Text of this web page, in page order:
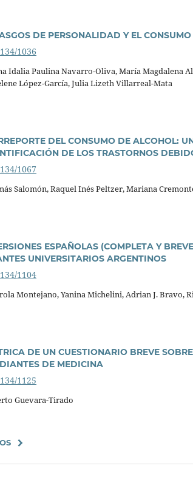
DE PERSONALIDAD Y EL
1036
Idalia Paulina Navarro-Oliva, Marí­a Magdalena
López-Garcí­a, Julia Lizeth Villarreal-Mata
DEL CONSUMO DE ALCOHOL:
DE LOS TRASTORNOS
1067
Salomón, Raquel Inés Peltzer, Mariana
ESPAÑOLAS (COMPLETA Y
UNIVERSITARIOS ARGENTINOS
1104
Montejano, Yanina Michelini, Adrian J. Bravo,
DE UN CUESTIONARIO BREVE
DE MEDICINA
1125
Guevara-Tirado